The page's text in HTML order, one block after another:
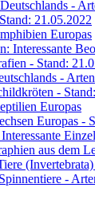
-
21.05.2022
Europas
Interessante
- Stand:
-
-
Europas
Europas -
aus dem
-